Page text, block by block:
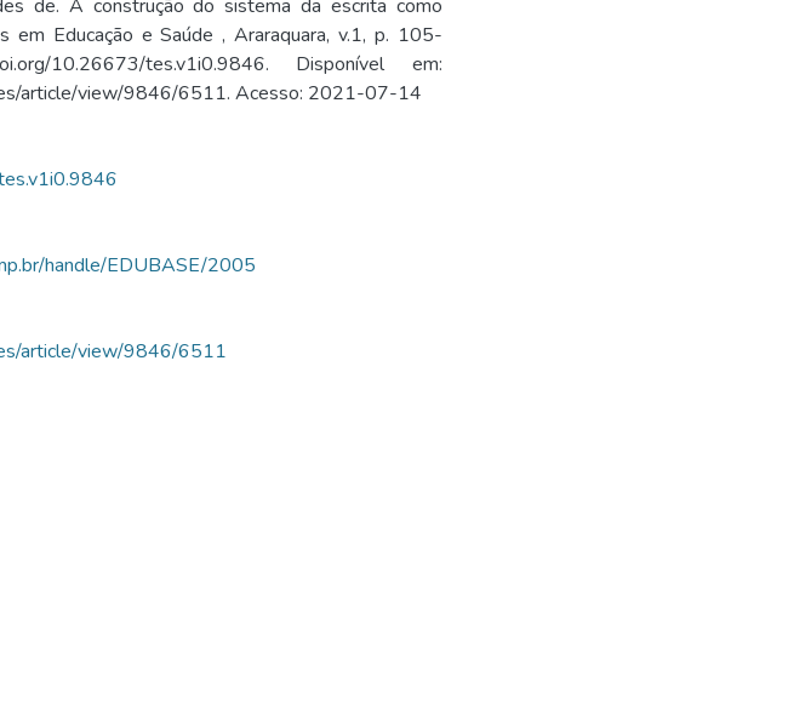
de. A construção do sistema da escrita como
em Educação e Saúde , Araraquara, v.1, p. 105-
10.26673/tes.v1i0.9846. Disponível em:
article/view/9846/6511. Acesso: 2021-07-14
handle/EDUBASE/2005
article/view/9846/6511